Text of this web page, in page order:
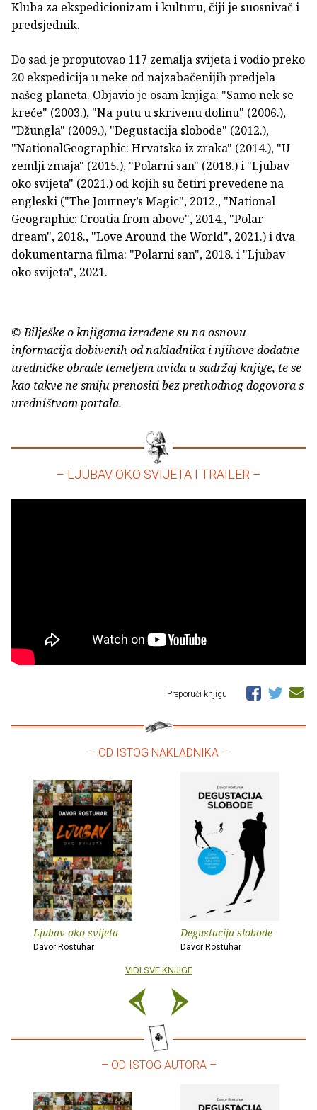
Kluba za ekspedicionizam i kulturu, čiji je suosnivač i
predsjednik.
Do sad je proputovao 117 zemalja svijeta i vodio preko
20 ekspedicija u neke od najzabačenijih predjela
našeg planeta. Objavio je osam knjiga: "Samo nek se
kreće" (2003.), "Na putu u skrivenu dolinu" (2006.),
"Džungla" (2009.), "Degustacija slobode" (2012.),
"NationalGeographic: Hrvatska iz zraka" (2014.), "U
zemlji zmaja" (2015.), "Polarni san" (2018.) i "Ljubav
oko svijeta" (2021.) od kojih su četiri prevedene na
engleski ("The Journey’s Magic", 2012., "National
Geographic: Croatia from above", 2014., "Polar
dream", 2018., "Love Around the World", 2021.) i dva
dokumentarna filma: "Polarni san", 2018. i "Ljubav
oko svijeta", 2021.
© Bilješke o knjigama izrađene su na osnovu
informacija dobivenih od nakladnika i njihove dodatne
uredničke obrade temeljem uvida u sadržaj knjige, te se
kao takve ne smiju prenositi bez prethodnog dogovora s
uredništvom portala.
– LJUBAV OKO SVIJETA I TRAILER –
Preporuči knjigu
– OD ISTOG NAKLADNIKA –
Ljubav oko svijeta
Davor Rostuhar
Degustacija slobode
Davor Rostuhar
VIDI SVE KNJIGE
– OD ISTOG AUTORA –